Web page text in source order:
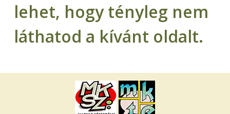
lehet, hogy tényleg nem
láthatod a kívánt oldalt.